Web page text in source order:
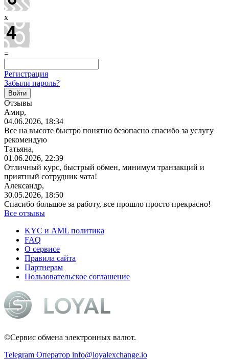
x
=
Регистрация
Забыли пароль?
Отзывы
Амир,
04.06.2026, 18:34
Все на высоте быстро понятно безопасно спасибо за услугу
рекомендую
Татьяна,
01.06.2026, 22:39
Отличный курс, быстрый обмен, минимум транзакций и
приятный сотрудник чата!
Александр,
30.05.2026, 18:50
Спасибо большое за работу, все прошло просто прекрасно!
Все отзывы
KYC и AML политика
FAQ
О сервисе
Правила сайта
Партнерам
Пользовательское соглашение
©Сервис обмена электронных валют.
Telegram Оператор info@loyalexchange.io